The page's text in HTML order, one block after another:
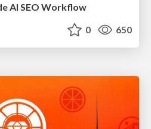
AI SEO Workflow
0 650